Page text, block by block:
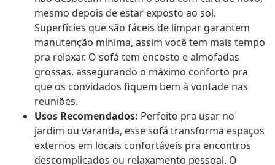
mesmo depois de estar exposto ao sol.
Superfícies que são fáceis de limpar garantem
manutenção mínima, assim você tem mais tempo
pra relaxar. O sofá tem encosto e almofadas
grossas, assegurando o máximo conforto pra
que os convidados fiquem bem à vontade nas
reuniões.
Usos Recomendados: Perfeito pra usar no
jardim ou varanda, esse sofá transforma espaços
externos em locais confortáveis pra encontros
descomplicados ou relaxamento pessoal. O